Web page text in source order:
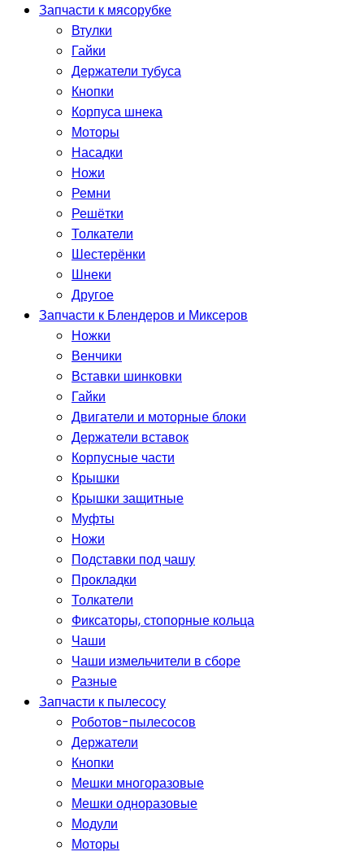
Запчасти к мясорубке
Втулки
Гайки
Держатели тубуса
Кнопки
Корпуса шнека
Моторы
Насадки
Ножи
Ремни
Решётки
Толкатели
Шестерёнки
Шнеки
Другое
Запчасти к Блендеров и Миксеров
Ножки
Венчики
Вставки шинковки
Гайки
Двигатели и моторные блоки
Держатели вставок
Корпусные части
Крышки
Крышки защитные
Муфты
Ножи
Подставки под чашу
Прокладки
Толкатели
Фиксаторы, стопорные кольца
Чаши
Чаши измельчители в сборе
Разные
Запчасти к пылесосу
Роботов-пылесосов
Держатели
Кнопки
Мешки многоразовые
Мешки одноразовые
Модули
Моторы